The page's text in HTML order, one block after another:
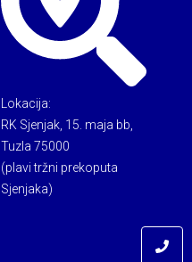
Lokacija:
RK Sjenjak, 15. maja bb,
Tuzla 75000
(plavi tržni prekoputa
Sjenjaka)